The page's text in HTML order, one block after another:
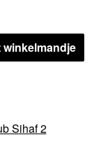
winkelmandje
Sihaf 2